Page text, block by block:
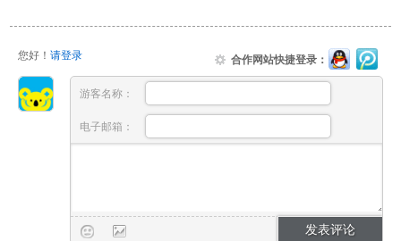
您好！ 请登录 合作网站快捷登录：
游客名称：
电子邮箱：